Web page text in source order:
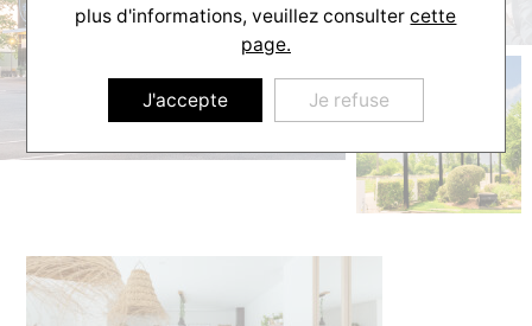
plus d'informations, veuillez consultercette
page.
J'accepte Je refuse